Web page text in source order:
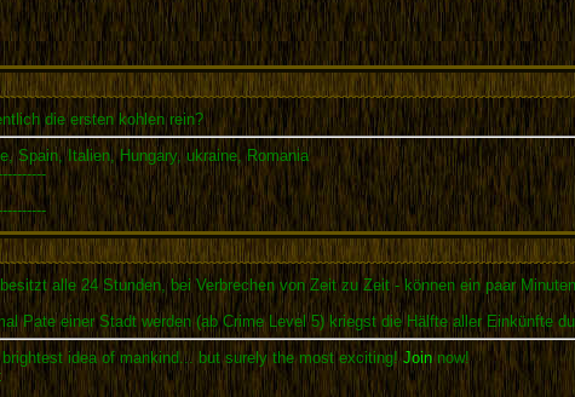
die ersten kohlen rein?
Spain, Italien, Hungary, ukraine, Romania
alle 24 Stunden, bei Verbrechen von Zeit zu Zeit - können ein paar
Pate einer Stadt werden (ab Crime Level 5) kriegst die Hälfte aller Einkünfte
idea of mankind... but surely the most exciting! Joinnow!